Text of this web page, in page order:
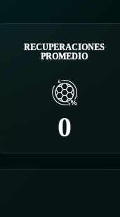
RECUPERACIONES
PROMEDIO
0